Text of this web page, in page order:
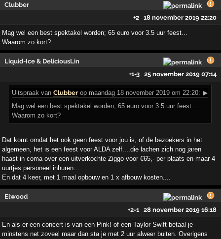
Clubber
+2
18 november 2019 22:20
Mag wel een best spektakel worden; 65 euro voor 3.5 uur feest...
Waarom zo kort?
Liquid-Ice & DeliciousLin
+1-3 25 november 2019 07:14
Uitspraak vanClubber op maandag 18 november 2019 om 22:20: ▶
Mag wel een best spektakel worden; 65 euro voor 3.5 uur feest...
Waarom zo kort?
Dat komt omdat het ook geen feest voor jou is, of de bezoekers in het
algemeen, het is een feest voor ALDA zelf....die lachen zich nog jaren
haast in coma over een uitverkochte Ziggo voor €65,- per plaats en maar 4
uurtjes personeel inhuren...
En dat 4 keer, met 1 maal opbouw en 1 x afbouw kosten....
Elwood
+2-1 28 november 2019 16:18
En als er een concert is van een Pink! of een Taylor Swift betaal je
minstens net zoveel maar dan sta je met 2 uur alweer buiten. Overigens